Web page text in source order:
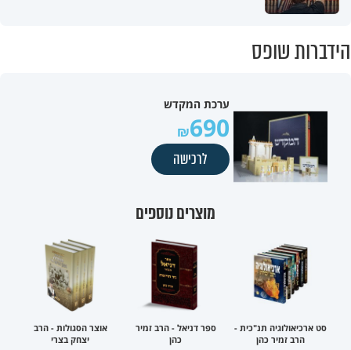
הידברות שופס
ערכת המקדש
690
לרכישה
מוצרים נוספים
סט ארכיאולוגיה תנ"כית -
הרב זמיר כהן
ספר דניאל - הרב זמיר
כהן
אוצר הסגולות - הרב
יצחק בצרי